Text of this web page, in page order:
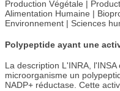
Production Végétale |
Alimentation Humaine |
Environnement | Sciences
Polypeptide ayant une
La description L'INRA,
microorganisme un
NADP+ réductase. Cette